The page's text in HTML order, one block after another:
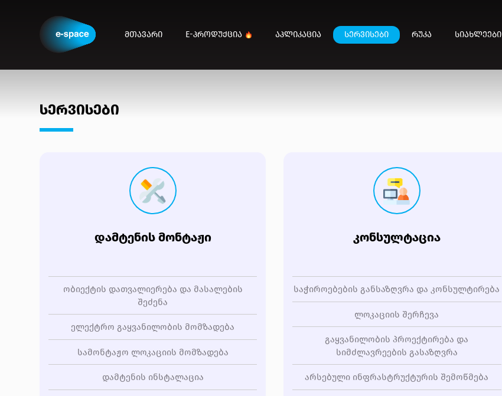
ᲛᲗᲐᲕᲐᲠᲘ E-ᲞᲠᲝᲓᲣᲥᲪᲘᲐ ᲐᲞᲚᲘᲙᲐᲪᲘᲐ ᲡᲔᲠᲕᲘᲡᲔᲑᲘ ᲠᲣᲙᲐ ᲡᲘᲐᲮᲚᲔᲔᲑᲘ
ᲡᲔᲠᲕᲘᲡᲔᲑᲘ
ᲓᲐᲛᲢᲔᲜᲘᲡ ᲛᲝᲜᲢᲐᲟᲘ
ობიექტის დათვალიერება და მასალების
შეძენა
ელექტრო გაყვანილობის მომზადება
სამონტაჟო ლოკაციის მომზადება
დამტენის ინსტალაცია
ᲙᲝᲜᲡᲣᲚᲢᲐᲪᲘᲐ
საჭიროებების განსაზღვრა და კონსულტირება
ლოკაციის შერჩევა
გაყვანილობის პროექტირება და
სიმძლავრეების გასაზღვრა
არსებული ინფრასტრუქტურის შემოწმება